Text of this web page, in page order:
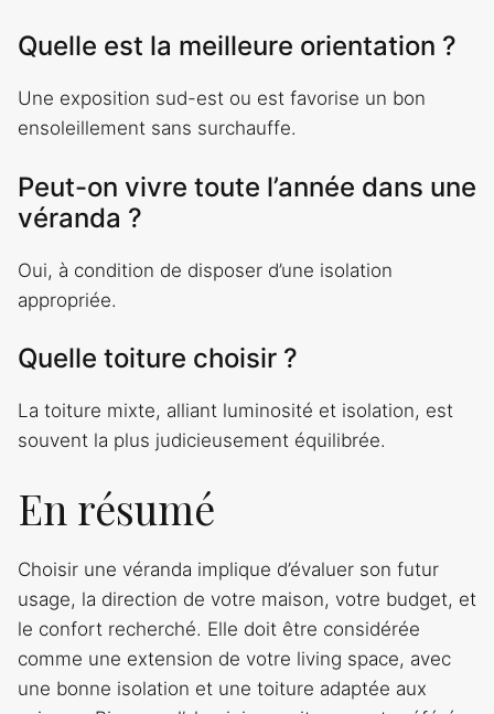
Quelle est la meilleure orientation ?
Une exposition sud-est ou est favorise un bon
ensoleillement sans surchauffe.
Peut-on vivre toute l’année dans une
véranda ?
Oui, à condition de disposer d’une isolation
appropriée.
Quelle toiture choisir ?
La toiture mixte, alliant luminosité et isolation, est
souvent la plus judicieusement équilibrée.
En résumé
Choisir une véranda implique d’évaluer son futur
usage, la direction de votre maison, votre budget, et
le confort recherché. Elle doit être considérée
comme une extension de votre living space, avec
une bonne isolation et une toiture adaptée aux